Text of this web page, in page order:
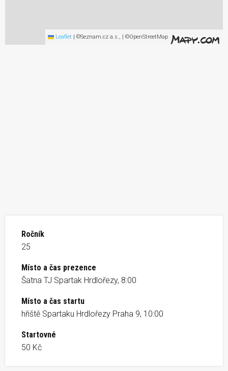
Leaflet | ©Seznam.cz a.s., | ©OpenStreetMap
Ročník
25
Místo a čas prezence
Šatna TJ Spartak Hrdlořezy, 8:00
Místo a čas startu
hřiště Spartaku Hrdlořezy Praha 9, 10:00
Startovné
50 Kč